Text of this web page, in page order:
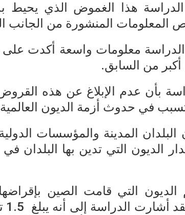
هذا الغموض الذي يحيط
المعلومات المنشورة من الجانب
معلومات واسعة أكدت على
أكبر من السابق.
بأن عدم الإبلاغ عن هذه
في حدوث أزمة الديون
البلدان المدينة والمؤسسات
الديون التي تدين بها البلدان
التي قامت الصين